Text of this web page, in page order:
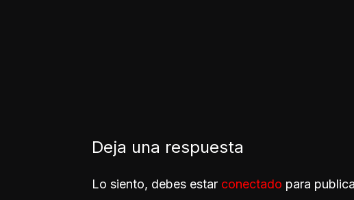
Deja una respuesta
Lo siento, debes estar conectado para